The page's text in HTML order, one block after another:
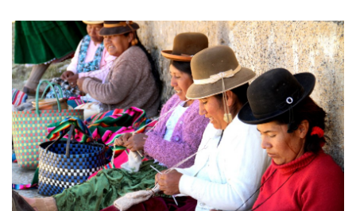
Strickkunst
Mehr darüber